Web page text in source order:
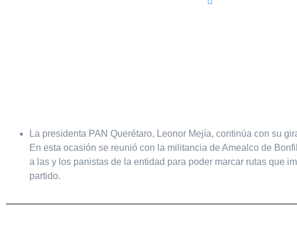
La presidenta PAN Querétaro, Leonor Mejía, continúa con su
En esta ocasión se reunió con la militancia de Amealco de
a las y los panistas de la entidad para poder marcar rutas que
partido.